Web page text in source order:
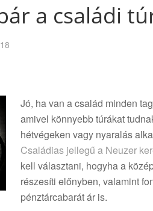
a családi
Jó, ha van a család minden
amivel könnyebb túrákat
hétvégeken vagy nyaralás
Családias jellegű a Neuzer
kell választani, hogyha a
részesíti előnyben, valamint
pénztárcabarát ár is.